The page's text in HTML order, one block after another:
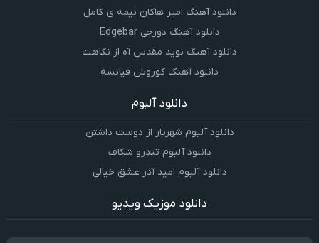
دانلود آهنگ امیر هاکان نیمه ی کامل
دانلود آهنگ دورچی Edgebar
دانلود آهنگ نوید مقدس آه از نگاهت
دانلود آهنگ کوروش فیانسه
دانلود آلبوم
دانلود آلبوم شهریار از دوست داشتن
دانلود آلبوم تندرو شکاف
دانلود آلبوم امید آذر عشق خیالی
دانلود موزیک ویدیو